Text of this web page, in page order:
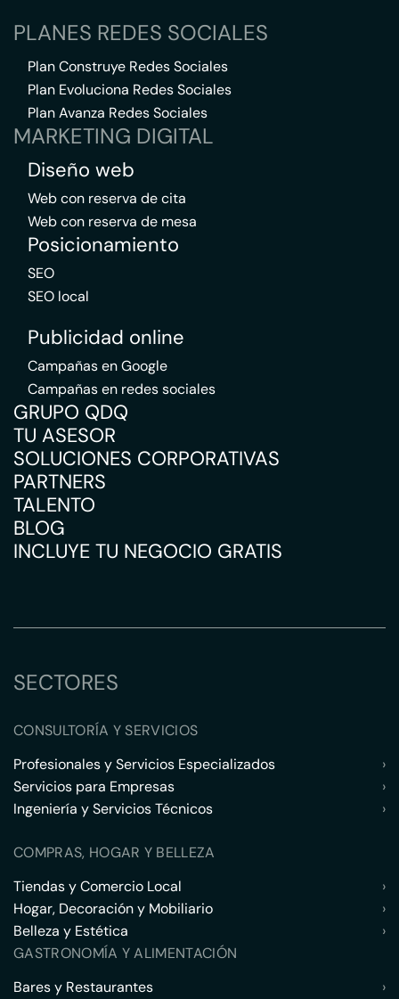
PLANES REDES SOCIALES
Plan Construye Redes Sociales
Plan Evoluciona Redes Sociales
Plan Avanza Redes Sociales
MARKETING DIGITAL
Diseño web
Web con reserva de cita
Web con reserva de mesa
Posicionamiento
SEO
SEO local
Publicidad online
Campañas en Google
Campañas en redes sociales
GRUPO QDQ
TU ASESOR
SOLUCIONES CORPORATIVAS
PARTNERS
TALENTO
BLOG
INCLUYE TU NEGOCIO GRATIS
SECTORES
CONSULTORÍA Y SERVICIOS
Profesionales y Servicios Especializados
›
Servicios para Empresas
›
Ingeniería y Servicios Técnicos
›
COMPRAS, HOGAR Y BELLEZA
Tiendas y Comercio Local
›
Hogar, Decoración y Mobiliario
›
Belleza y Estética
›
GASTRONOMÍA Y ALIMENTACIÓN
Bares y Restaurantes
›